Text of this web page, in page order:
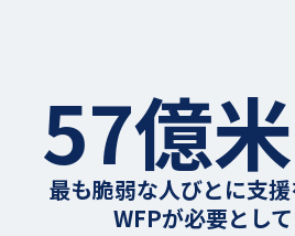
57億
最も脆弱な人びとに支
WFPが必要とし